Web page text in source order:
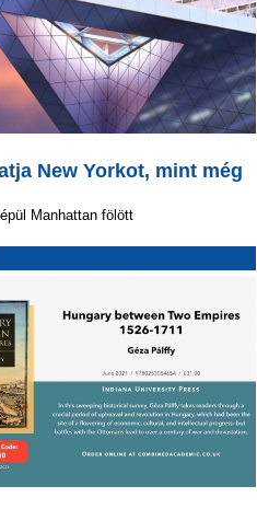
New Yorkot, mint még
Manhattan fölött